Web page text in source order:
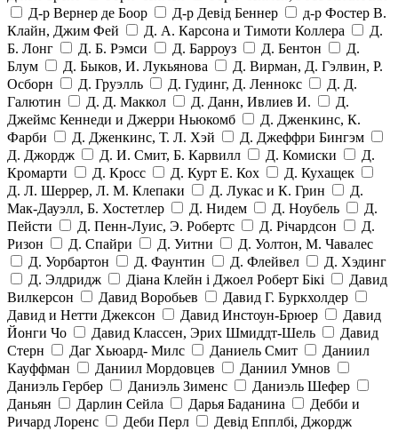
Д-р Вернер де Боор
Д-р Девід Беннер
д-р Фостер В.
Клайн, Джим Фей
Д. А. Карсона и Тимоти Коллера
Д.
Б. Лонг
Д. Б. Рэмси Д. Барроуз Д. Бентон
Д.
Блум
Д. Быков, И. Лукьянова
Д. Вирман, Д. Гэлвин, Р.
Осборн
Д. Груэлль Д. Гудинг, Д. Леннокс
Д. Д.
Галютин
Д. Д. Маккол Д. Данн, Ивлиев И.
Д.
Джеймс Кеннеди и Джерри Ньюкомб
Д. Дженкинс, К.
Фарби
Д. Дженкинс, Т. Л. Хэй
Д. Джеффри Бингэм
Д. Джордж
Д. И. Смит, Б. Карвилл Д. Комиски
Д.
Кромарти
Д. Кросс Д. Курт Е. Кох
Д. Кухащек
Д. Л. Шеррер, Л. М. Клепаки
Д. Лукас и К. Грин
Д.
Мак-Дауэлл, Б. Хостетлер
Д. Нидем Д. Ноубель
Д.
Пейсти
Д. Пенн-Луис, Э. Робертс Д. Річардсон
Д.
Ризон
Д. Спайри Д. Уитни
Д. Уолтон, М. Чавалес
Д. Уорбартон
Д. Фаунтин Д. Флейвел
Д. Хэдинг
Д. Элдридж
Діана Клейн і Джоел Роберт Бікі
Давид
Вилкерсон
Давид Воробьев
Давид Г. Буркхолдер
Давид и Нетти Джексон
Давид Инстоун-Брюер
Давид
Йонги Чо
Давид Классен, Эрих Шмиддт-Шель
Давид
Стерн
Даг Хьюард- Милс Даниель Смит
Даниил
Кауффман
Даниил Мордовцев
Даниил Умнов
Даниэль Гербер
Даниэль Зименс
Даниэль Шефер
Даньян
Дарлин Сейла Дарья Баданина
Дебби и
Ричард Лоренс
Деби Перл
Девід Епплбі, Джордж